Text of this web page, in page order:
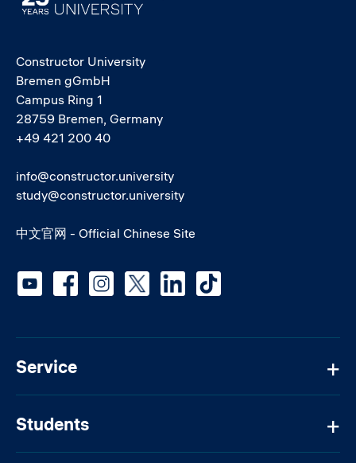
Constructor University
Bremen gGmbH
Campus Ring 1
28759 Bremen, Germany
+49 421 200 40
info@constructor.university
study@constructor.university
中文官网 - Official Chinese Site
Service
Students
Social media